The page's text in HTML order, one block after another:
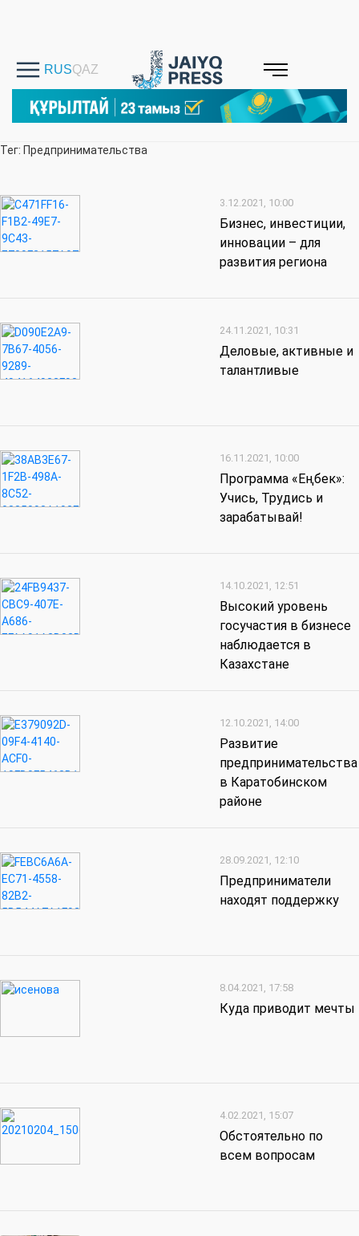
Тег: Предпринимательства
3.12.2021, 10:00
Бизнес, инвестиции,
инновации – для
развития региона
24.11.2021, 10:31
Деловые, активные и
талантливые
16.11.2021, 10:00
Программа «Еңбек»:
Учись, Трудись и
зарабатывай!
14.10.2021, 12:51
Высокий уровень
госучастия в бизнесе
наблюдается в
Казахстане
12.10.2021, 14:00
Развитие
предпринимательства
в Каратобинском
районе
28.09.2021, 12:10
Предприниматели
находят поддержку
8.04.2021, 17:58
Куда приводит мечты
4.02.2021, 15:07
Обстоятельно по
всем вопросам